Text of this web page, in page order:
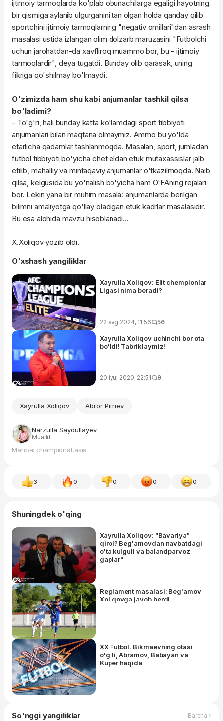
ijtimoiy tarmoqlarda ko'plab obunachilarga egaligi hayotning
bir qismiga aylanib ulgurganini tan olgan holda qanday qilib
sportchini ijtimoiy tarmoqlarning "negativ omillari"dan asrash
masalasi ustida izlangan olim dolzarb maruzasini "Futbolchi
uchun jarohatdan-da xavfliroq muammo bor, bu - ijtimoiy
tarmoqlardir", deya tugatdi. Bunday olib qarasak, uning
fikriga qo'shilmay bo'lmaydi.
O'zimizda ham shu kabi anjumanlar tashkil qilsa
bo'ladimi?
- To'g'ri, hali bunday katta ko'lamdagi sport tibbiyoti
anjumanlari bilan maqtana olmaymiz. Ammo bu yo'lda
etarlicha qadamlar tashlanmoqda. Masalan, sport, jumladan
futbol tibbiyoti bo'yicha chet eldan etuk mutaxassislar jalb
etilib, mahalliy va mintaqaviy anjumanlar o'tkazilmoqda. Naib
qilsa, kelgusida bu yo'nalish bo'yicha ham O'FAning rejalari
bor. Lekin yana bir muhim masala: anjumanlarda berilgan
bilimni amaliyotga qo'llay oladigan etuk kadrlar masalasidir.
Bu esa alohida mavzu hisoblanadi...
X.Xoliqov yozib oldi.
O'xshash yangiliklar
Xayrulla Xoliqov: Elit chempionlar
Ligasi nima beradi?
22 avg 2024, 11:56 56
Xayrulla Xoliqov uchinchi bor ota
bo'ldi! Tabriklaymiz!
20 iyul 2020, 22:51 9
Xayrulla Xoliqov Abror Pirriev
Narzulla Saydullayev
Muallif
Manba: championat.asia
3 0 0 0 0
Shuningdek o'qing
Xayrulla Xoliqov: "Bavariya"
qirol? Beg'amovdan navbatdagi
o'ta kulguli va balandparvoz
gaplar"
Reglament masalasi: Beg'amov
Xoliqovga javob berdi
XX Futbol. Bikmaevning otasi
o'g'li, Abramov, Babayan va
Kuper haqida
So'nggi yangiliklar Barcha ›